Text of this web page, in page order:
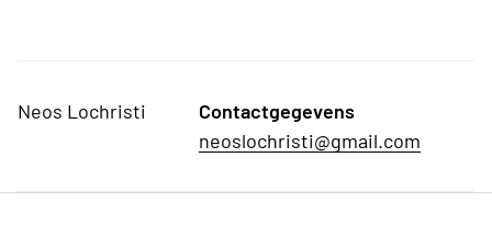
Neos Lochristi
Contactgegevens
neoslochristi@gmail.com